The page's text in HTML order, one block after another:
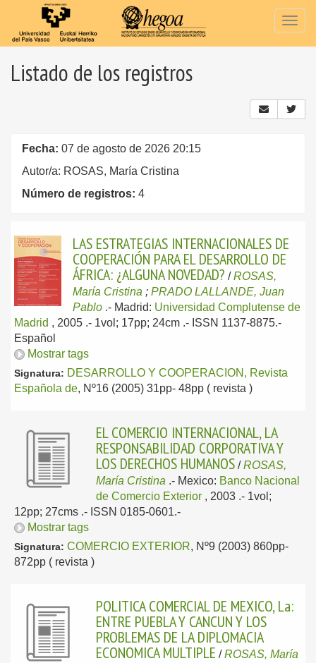
Listado de los registros
Fecha: 07 de agosto de 2026 20:15
Autor/a: ROSAS, María Cristina
Número de registros: 4
LAS ESTRATEGIAS INTERNACIONALES DE
COOPERACIÓN PARA EL DESARROLLO DE
ÁFRICA: ¿ALGUNA NOVEDAD? /ROSAS,
María Cristina ; PRADO LALLANDE, Juan
Pablo .- Madrid: Universidad Complutense de
Madrid , 2005 .- 1vol; 17pp; 24cm .- ISSN 1137-8875.-
Español
Mostrar tags
Signatura: DESARROLLO Y COOPERACION, Revista
Española de, Nº16 (2005) 31pp- 48pp ( revista )
EL COMERCIO INTERNACIONAL, LA
RESPONSABILIDAD CORPORATIVA Y
LOS DERECHOS HUMANOS /ROSAS,
María Cristina .- Mexico: Banco Nacional
de Comercio Exterior , 2003 .- 1vol;
12pp; 27cms .- ISSN 0185-0601.-
Mostrar tags
Signatura: COMERCIO EXTERIOR, Nº9 (2003) 860pp-
872pp ( revista )
POLITICA COMERCIAL DE MEXICO, La:
ENTRE PUEBLA Y CANCUN Y LOS
PROBLEMAS DE LA DIPLOMACIA
ECONOMICA MULTIPLE /ROSAS, María